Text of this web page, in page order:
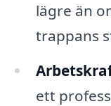
lägre än
trappans
ett